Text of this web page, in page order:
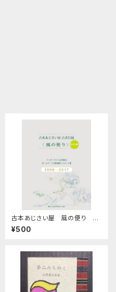
古本あじさい屋 風の便り 別
巻
¥500